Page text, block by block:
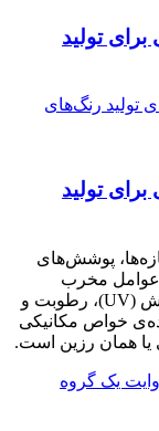
تولید
تولید
پوشش‌های
عوامل مخرب
محیطی مانند خوردگی، اشعه ماوراء بنفش (UV)، رطوبت و
خواص مکانیکی
یا همان رزین است.